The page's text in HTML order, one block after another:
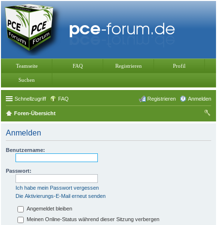
Teamseite FAQ Registrieren Profil
Suchen
Schnellzugriff FAQ Anmelden
Registrieren
Foren-Übersicht
Anmelden
Benutzername:
Passwort:
Ich habe mein Passwort vergessen
Die Aktivierungs-E-Mail erneut senden
Angemeldet bleiben
Meinen Online-Status während dieser Sitzung verbergen